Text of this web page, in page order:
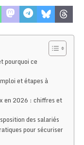
pourquoi ce
et étapes à
en 2026 : chiffres et
des salariés
pour sécuriser